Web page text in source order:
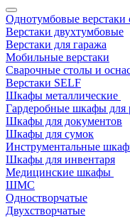
Однотумбовые
Верстаки двухтумбовые
Верстаки для гаража
Мобильные верстаки
Сварочные столы и
Верстаки SELF
Шкафы металлические
Гардеробные шкафы для
Шкафы для документов
Шкафы для сумок
Инструментальные
Шкафы для инвентаря
Медицинские шкафы
ШМС
Одностворчатые
Двухстворчатые